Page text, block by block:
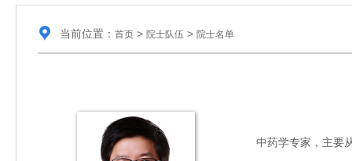
当前位置： 首页> 院士队伍 > 院士名单
中药学专家，主要从